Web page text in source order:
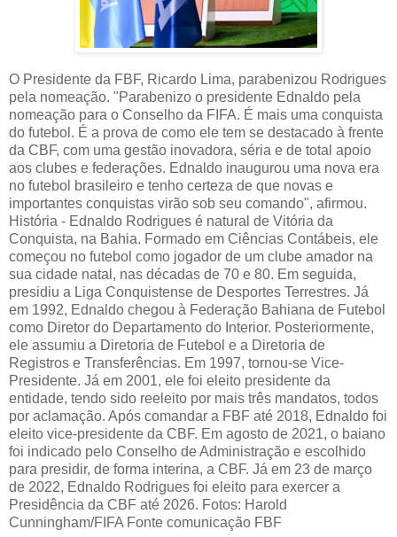
O Presidente da FBF, Ricardo Lima, parabenizou Rodrigues
pela nomeação. "Parabenizo o presidente Ednaldo pela
nomeação para o Conselho da FIFA. É mais uma conquista
do futebol. É a prova de como ele tem se destacado à frente
da CBF, com uma gestão inovadora, séria e de total apoio
aos clubes e federações. Ednaldo inaugurou uma nova era
no futebol brasileiro e tenho certeza de que novas e
importantes conquistas virão sob seu comando", afirmou.
História - Ednaldo Rodrigues é natural de Vitória da
Conquista, na Bahia. Formado em Ciências Contábeis, ele
começou no futebol como jogador de um clube amador na
sua cidade natal, nas décadas de 70 e 80. Em seguida,
presidiu a Liga Conquistense de Desportes Terrestres. Já
em 1992, Ednaldo chegou à Federação Bahiana de Futebol
como Diretor do Departamento do Interior. Posteriormente,
ele assumiu a Diretoria de Futebol e a Diretoria de
Registros e Transferências. Em 1997, tornou-se Vice-
Presidente. Já em 2001, ele foi eleito presidente da
entidade, tendo sido reeleito por mais três mandatos, todos
por aclamação. Após comandar a FBF até 2018, Ednaldo foi
eleito vice-presidente da CBF. Em agosto de 2021, o baiano
foi indicado pelo Conselho de Administração e escolhido
para presidir, de forma interina, a CBF. Já em 23 de março
de 2022, Ednaldo Rodrigues foi eleito para exercer a
Presidência da CBF até 2026. Fotos: Harold
Cunningham/FIFA Fonte comunicação FBF